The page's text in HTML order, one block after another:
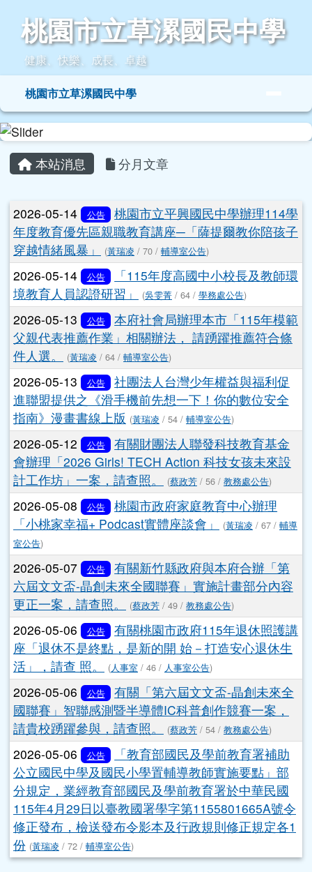
桃園市立草漯國民中學
桃園市立草漯國民中學
健康、快樂、成長、卓越
導覽列桃園市立草漯國民中學
主內容區域
文章列表
2026-05-14 公告
桃園市立平興國民中學辦理114學
年度教育優先區親職教育講座─「薩提爾教你陪孩子
穿越情緒風暴」 (黃瑞凌 / 70 / 輔導室公告
2026-05-14 公告
「115年度高國中小校長及教師環
境教育人員認證研習」 ( 吳雯菁/ 64 /學務處公告
2026-05-13 公告
本府社會局辦理本市「115年模範
父親代表推薦作業」相關辦法， 請踴躍推薦符合條
件人選。
黃瑞凌/ 64 / 輔導室公告 )
2026-05-13 公告
社團法人台灣少年權益與福利促
進聯盟提供之《滑手機前先想一下！你的數位安全
指南》漫畫書線上版 (黃瑞凌/ 54 / 輔導室公告
2026-05-12 公告
有關財團法人聯發科技教育基金
會辦理「2026 Girls! TECH Action 科技女孩未來設
計工作坊」一案，請查照。 (蔡政芳/ 56 /教務處公告)
2026-05-08 公告
桃園市政府家庭教育中心辦理
「小桃家幸福+ Podcast實體座談會」
2026-05-07 公告
有關新竹縣政府與本府合辦「第
六屆文文盃-晶創未來全國聯賽」實施計畫部分內容
更正一案，請查照。 (蔡政芳/ 49 / 教務處公告
2026-05-06 公告
有關桃園市政府115年退休照護講
座「退休不是終點，是新的開 始－打造安心退休生
活」，請查 照。 ( 人事室/ 46 / 人事室公告
2026-05-06 公告
有關「第六屆文文盃-晶創未來全
國聯賽」智聯感測暨半導體IC科普創作競賽一案，
請貴校踴躍參與，請查照。 (蔡政芳/ 54 /教務處公告
2026-05-06 公告
「教育部國民及學前教育署補助
公立國民中學及國民小學置輔導教師實施要點」部
分規定，業經教育部國民及學前教育署於中華民國
115年4月29日以臺教國署學字第1155801665A號令
修正發布，檢送發布令影本及行政規則修正規定各1
份 (黃瑞凌/ 72 /輔導室公告)
頁尾區域